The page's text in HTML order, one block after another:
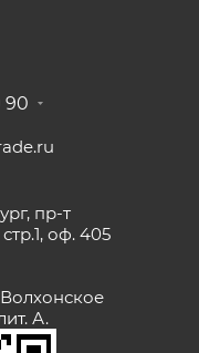
90
пр-т
оф. 405
А.